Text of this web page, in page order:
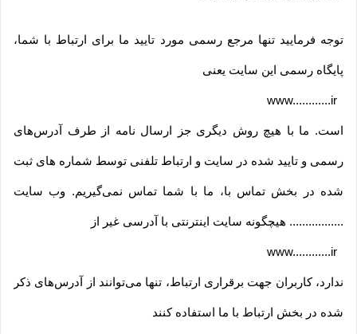
توجه فرمایید تنها مرجع رسمی مورد تایید ما برای ارتباط با شما،
پایگاه رسمی این سایت یعنی
www............ir
است. ما با هیچ روش دیگری جز ارسال نامه از طرف آدرس‏‌های
رسمی و تایید شده در سایت و ارتباط تلفنی توسط شماره های ثبت
شده در بخش تماس با، ما با شما تماس نمی‌‏گیریم. وب سایت
................. هیچگونه سایت اینترنتی با آدرسی غیر از
www............ir
ندارد، کاربران جهت برقراری ارتباط، تنها می‏‌توانند از آدرس‌‏های ذکر
شده در بخش ارتباط با ما استفاده کنند